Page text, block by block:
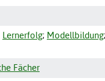
Lernerfolg; Modellbildung;
Fächer